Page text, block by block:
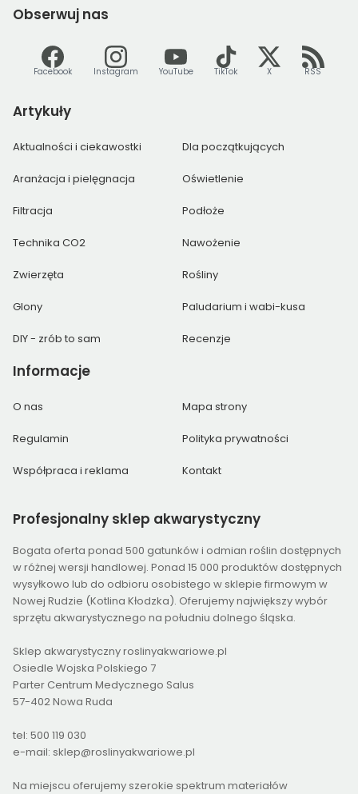
Obserwuj nas
Facebook Instagram YouTube TikTok X RSS
Artykuły
Aktualności i ciekawostki Dla początkujących
Aranżacja i pielęgnacja Oświetlenie
Filtracja Podłoże
Technika CO2 Nawożenie
Zwierzęta Rośliny
Glony Paludarium i wabi-kusa
DIY - zrób to sam Recenzje
Informacje
O nas Mapa strony
Regulamin Polityka prywatności
Współpraca i reklama Kontakt
Profesjonalny sklep akwarystyczny
Bogata oferta ponad 500 gatunków i odmian roślin dostępnych
w różnej wersji handlowej. Ponad 15 000 produktów dostępnych
wysyłkowo lub do odbioru osobistego w sklepie firmowym w
Nowej Rudzie (Kotlina Kłodzka). Oferujemy największy wybór
sprzętu akwarystycznego na południu dolnego śląska.
Sklep akwarystyczny roslinyakwariowe.pl
Osiedle Wojska Polskiego 7
Parter Centrum Medycznego Salus
57-402 Nowa Ruda
tel: 500 119 030
e-mail: sklep@roslinyakwariowe.pl
Na miejscu oferujemy szerokie spektrum materiałów